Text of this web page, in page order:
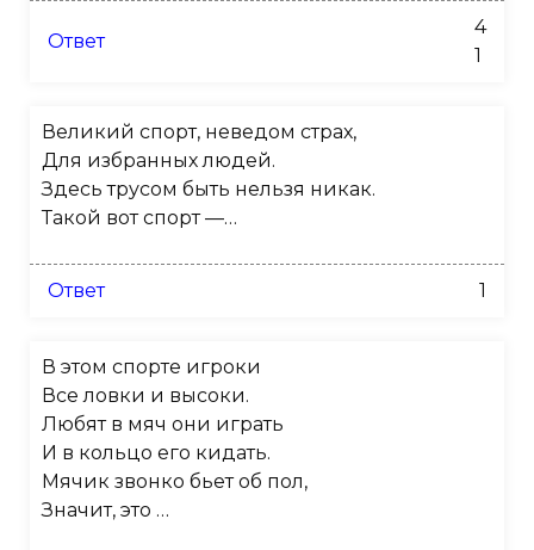
Ответ
4
1
Великий спорт, неведом страх,
Для избранных людей.
Здесь трусом быть нельзя никак.
Такой вот спорт —…
Ответ 1
В этом спорте игроки
Все ловки и высоки.
Любят в мяч они играть
И в кольцо его кидать.
Мячик звонко бьет об пол,
Значит, это …